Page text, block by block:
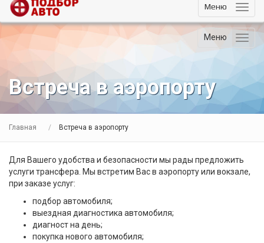
Меню
Меню
Встреча в аэропорту
Главная Встреча в аэропорту
Для Вашего удобства и безопасности мы рады предложить
услуги трансфера. Мы встретим Вас в аэропорту или вокзале,
при заказе услуг:
подбор автомобиля;
выездная диагностика автомобиля;
диагност на день;
покупка нового автомобиля;